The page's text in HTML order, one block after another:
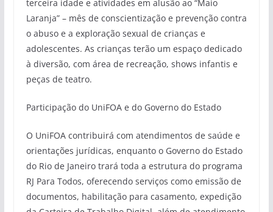
terceira idade e atividades em alusão ao “Maio
Laranja” – mês de conscientização e prevenção contra
o abuso e a exploração sexual de crianças e
adolescentes. As crianças terão um espaço dedicado
à diversão, com área de recreação, shows infantis e
peças de teatro.
Participação do UniFOA e do Governo do Estado
O UniFOA contribuirá com atendimentos de saúde e
orientações jurídicas, enquanto o Governo do Estado
do Rio de Janeiro trará toda a estrutura do programa
RJ Para Todos, oferecendo serviços como emissão de
documentos, habilitação para casamento, expedição